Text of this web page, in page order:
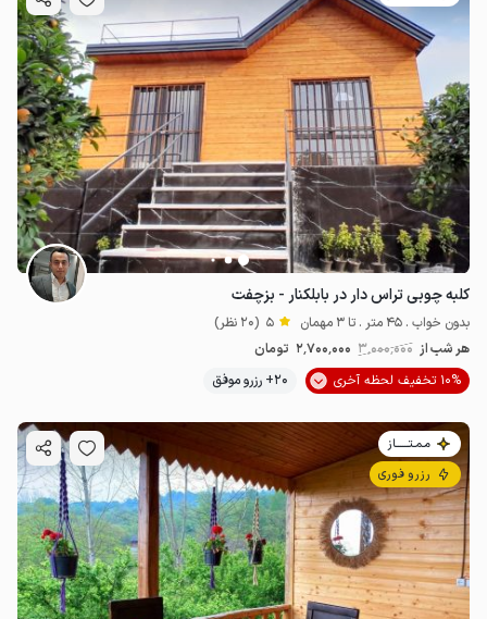
کلبه چوبی تراس دار در بابلکنار - بزچفت
بدون خواب . 45 متر . تا 3 مهمان 5 (20 نظر)
هر شب از 3٬000٬000 2٬700٬000 تومان
10% تخفیف لحظه آخری
20+ رزرو موفق
مـمـتــــــاز
رزرو فوری